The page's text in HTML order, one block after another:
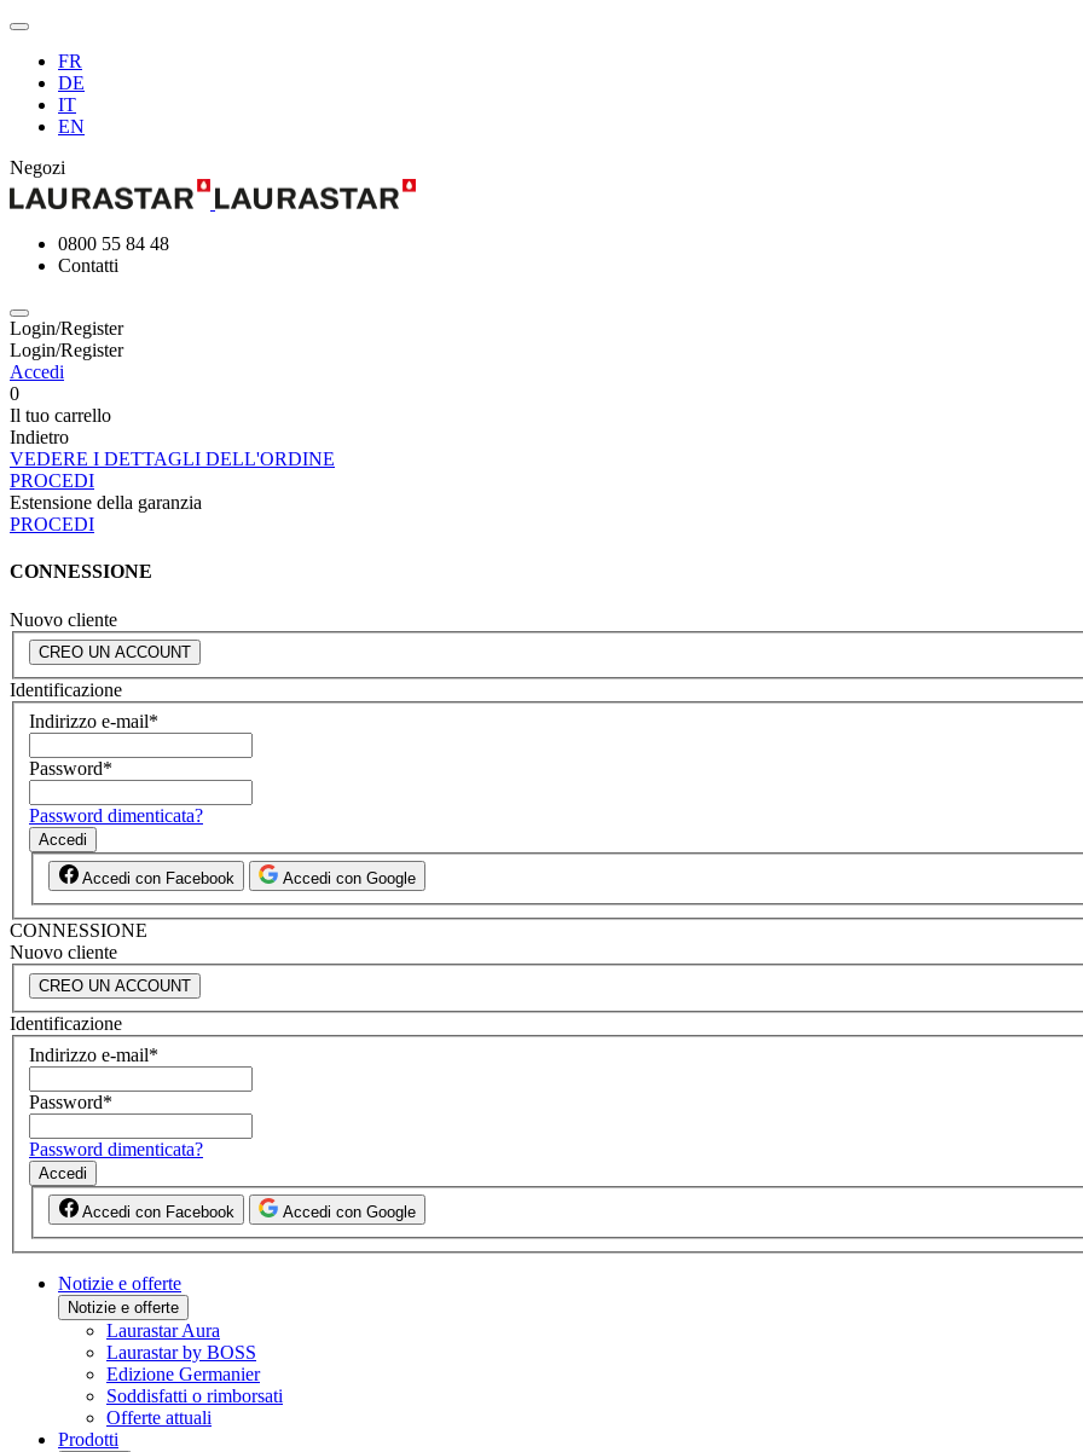
FR
DE
IT
EN
Negozi
0800 55 84 48
Contatti
Login/Register
Login/Register
Accedi
0
Il tuo carrello
Indietro
VEDERE I DETTAGLI DELL'ORDINE
PROCEDI
Estensione della garanzia
PROCEDI
CONNESSIONE
Nuovo cliente
CREO UN ACCOUNT
Identificazione
Indirizzo e-mail*
Password*
Password dimenticata?
Accedi
Accedi con Facebook Accedi con Google
CONNESSIONE
Nuovo cliente
CREO UN ACCOUNT
Identificazione
Indirizzo e-mail*
Password*
Password dimenticata?
Accedi
Accedi con Facebook Accedi con Google
Notizie e offerte
Notizie e offerte
Laurastar Aura
Laurastar by BOSS
Edizione Germanier
Soddisfatti o rimborsati
Offerte attuali
Prodotti